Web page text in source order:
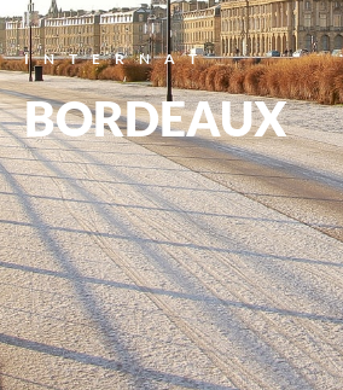
INTERNAT
BORDEAUX